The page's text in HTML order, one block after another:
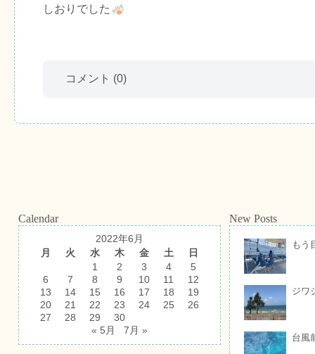
しおりでした
コメント (0)
Calendar
2022年6月
月
火 水 木 金 土
日
1
2 3 4
5
6
7 8 9 10 11
12
13
14 15 16 17 18
19
20
21 22 23 24 25
26
27
28 29
30
« 5月
7月 »
New Posts
もう
ジワ
台風